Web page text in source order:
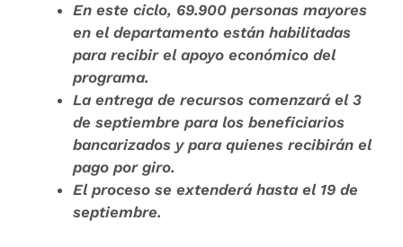
En este ciclo, 69.900 personas mayores
en el departamento están habilitadas
para recibir el apoyo económico del
programa.
La entrega de recursos comenzará el 3
de septiembre para los beneficiarios
bancarizados y para quienes recibirán el
pago por giro.
El proceso se extenderá hasta el 19 de
septiembre.